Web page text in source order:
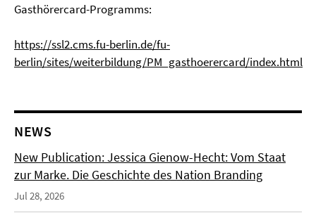
Gasthörercard-Programms:
https://ssl2.cms.fu-berlin.de/fu-
berlin/sites/weiterbildung/PM_gasthoerercard/index.html
NEWS
New Publication: Jessica Gienow-Hecht: Vom Staat
zur Marke. Die Geschichte des Nation Branding
Jul 28, 2026